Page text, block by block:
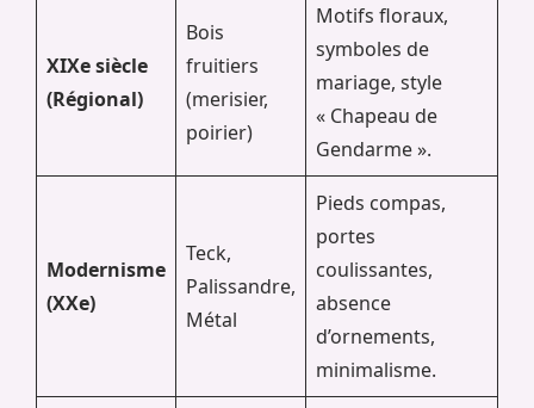
XIXe siècle
(Régional)
Bois
fruitiers
(merisier,
poirier)
Motifs floraux,
symboles de
mariage, style
« Chapeau de
Gendarme ».
Modernisme
(XXe)
Teck,
Palissandre,
Métal
Pieds compas,
portes
coulissantes,
absence
d’ornements,
minimalisme.